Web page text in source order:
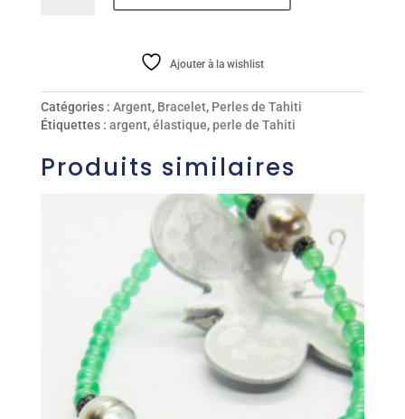
Ajouter à la wishlist
Catégories : Argent, Bracelet, Perles de Tahiti
Étiquettes : argent,élastique, perle de Tahiti
Produits similaires